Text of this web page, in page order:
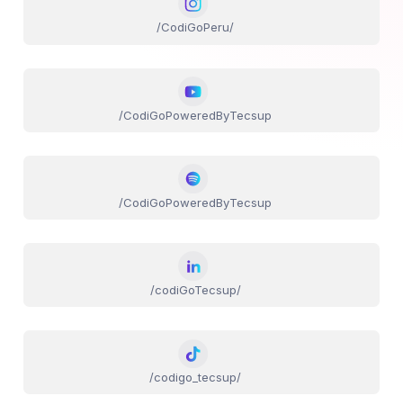
/CodiGoPeru/
/CodiGoPoweredByTecsup
/CodiGoPoweredByTecsup
/codiGoTecsup/
/codigo_tecsup/